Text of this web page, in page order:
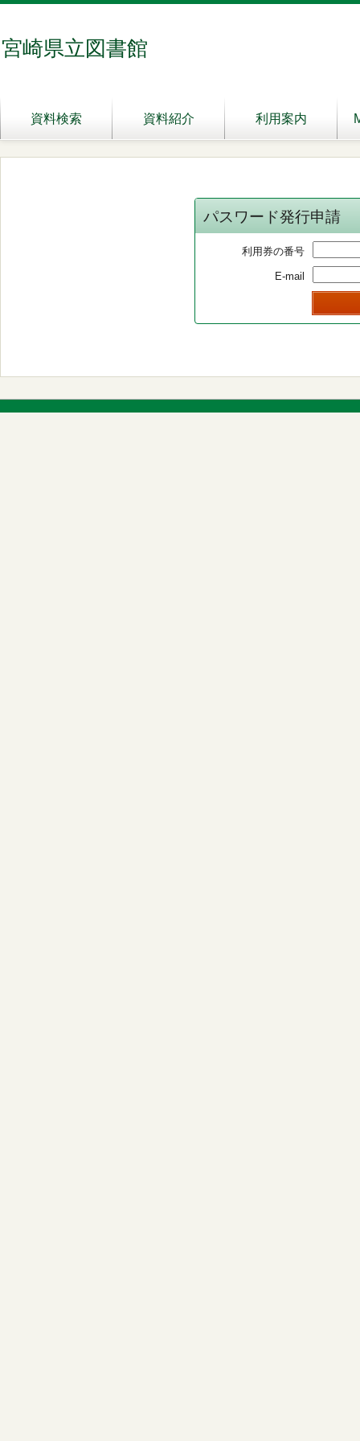
宮崎県立図書館
資料検索 資料紹介 利用案内
パスワード発行申請
利用券の番号
E-mail